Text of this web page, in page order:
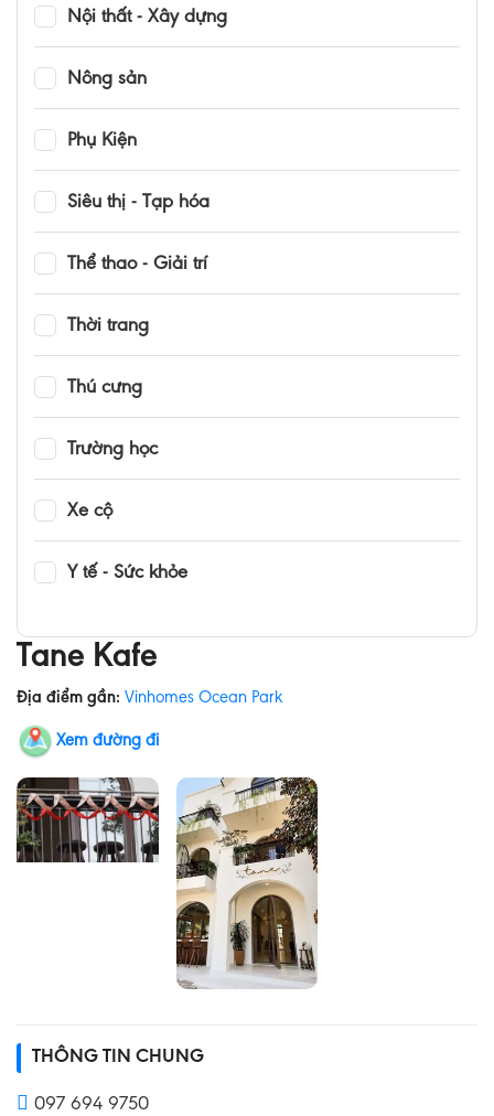
Nội thất - Xây dựng
Nông sản
Phụ Kiện
Siêu thị - Tạp hóa
Thể thao - Giải trí
Thời trang
Thú cưng
Trường học
Xe cộ
Y tế - Sức khỏe
Tane Kafe
Địa điểm gần: Vinhomes Ocean Park
Xem đường đi
THÔNG TIN CHUNG
097 694 9750